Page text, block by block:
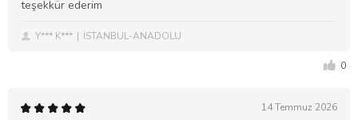
teşekkür ederim
Y*** K*** İSTANBUL-ANADOLU
0
14 Temmuz 2026